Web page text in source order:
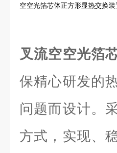
空空光箔芯体正方形显热交换
叉流空空光箔
保精心研发的
问题而设计。
方式，实现、